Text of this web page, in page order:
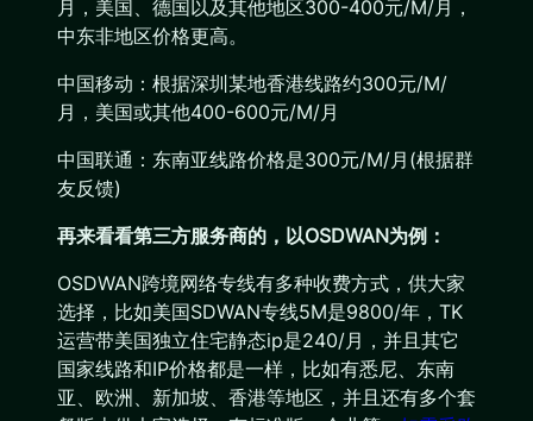
月，美国、德国以及其他地区300-400元/M/月，
中东非地区价格更高。
中国移动：根据深圳某地香港线路约300元/M/
月，美国或其他400-600元/M/月
中国联通：东南亚线路价格是300元/M/月(根据群
友反馈)
再来看看第三方服务商的，以OSDWAN为例：
OSDWAN跨境网络专线有多种收费方式，供大家
选择，比如美国SDWAN专线5M是9800/年，TK
运营带美国独立住宅静态ip是240/月，并且其它
国家线路和IP价格都是一样，比如有悉尼、东南
亚、欧洲、新加坡、香港等地区，并且还有多个套